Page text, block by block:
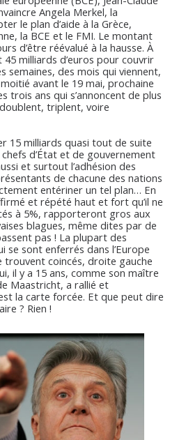
Angela Merkel, la
le plan d’aide à la Grèce,
la BCE et le FMI. Le montant
d’être réévalué à la hausse. À
45 milliards d’euros pour couvrir
semaines, des mois qui viennent,
avant le 19 mai, prochaine
trois ans qui s’annoncent de plus
triplent, voire
milliards quasi tout de suite
d’État et de gouvernement
et surtout l’adhésion des
de chacune des nations
entériner un tel plan… En
et répété haut et fort qu’il ne
à 5%, rapporteront gros aux
blagues, même dites par de
pas ! La plupart des
se sont enferrés dans l’Europe
trouvent coincés, droite gauche
il y a 15 ans, comme son maître
Maastricht, a rallié et
la carte forcée. Et que peut dire
? Rien !